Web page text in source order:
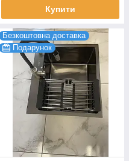
Купити
Безкоштовна доставка
Подарунок